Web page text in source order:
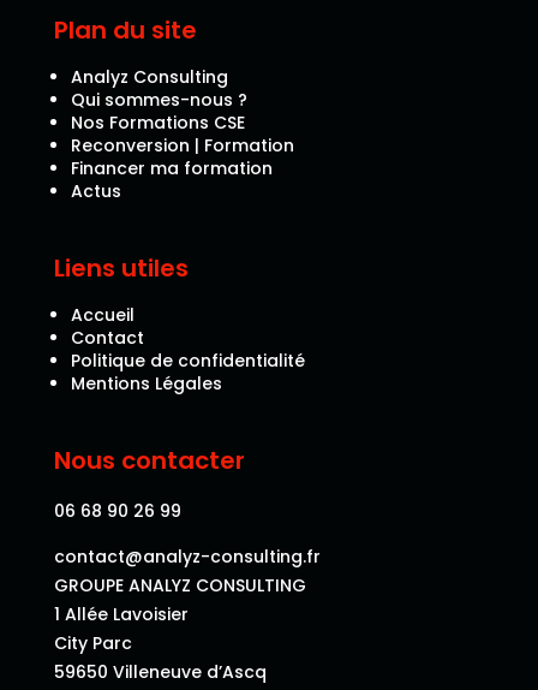
Plan du site
Analyz Consulting
Qui sommes-nous ?
Nos Formations CSE
Reconversion | Formation
Financer ma formation
Actus
Liens utiles
Accueil
Contact
Politique de confidentialité
Mentions Légales
Nous contacter
06 68 90 26 99
contact@analyz-consulting.fr
GROUPE ANALYZ CONSULTING
1 Allée Lavoisier
City Parc
59650 Villeneuve d’Ascq